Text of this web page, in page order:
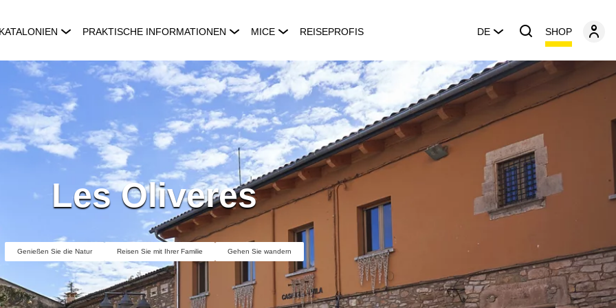
PRAKTISCHE INFORMATIONEN MICE REISEPROFIS DE SHOP
Les Oliveres
Genießen Sie die Natur Reisen Sie mit Ihrer Familie Gehen Sie wandern